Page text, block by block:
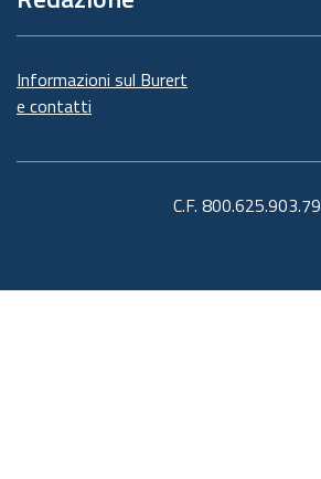
Informazioni sul Burert
e contatti
C.F. 800.625.903.79